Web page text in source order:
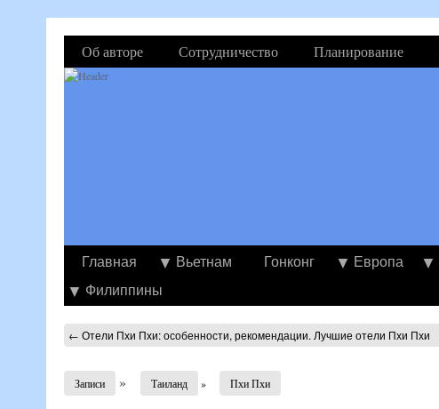
Об авторе Сотрудничество Планирование
Главная Вьетнам Гонконг Европа
Филиппины
← Отели Пхи Пхи: особенности, рекомендации. Лучшие отели Пхи Пхи
Записи » Таиланд » Пхи Пхи